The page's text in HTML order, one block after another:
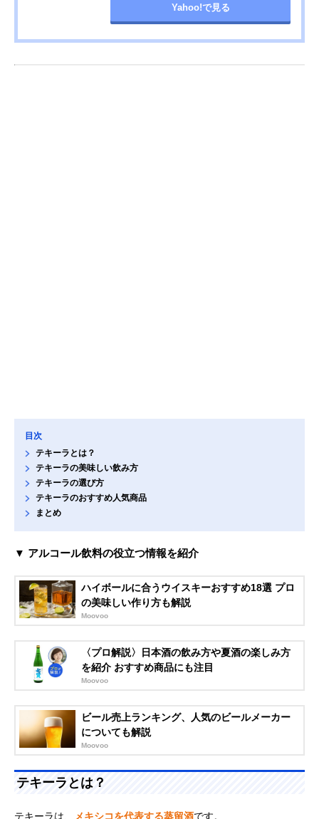
Yahoo!で見る
目次
テキーラとは？
テキーラの美味しい飲み方
テキーラの選び方
テキーラのおすすめ人気商品
まとめ
▼ アルコール飲料の役立つ情報を紹介
ハイボールに合うウイスキーおすすめ18選 プロ
の美味しい作り方も解説
Moovoo
〈プロ解説〉日本酒の飲み方や夏酒の楽しみ方
を紹介 おすすめ商品にも注目
Moovoo
ビール売上ランキング、人気のビールメーカー
についても解説
Moovoo
テキーラとは？
テキーラは、 メキシコを代表する蒸留酒です。